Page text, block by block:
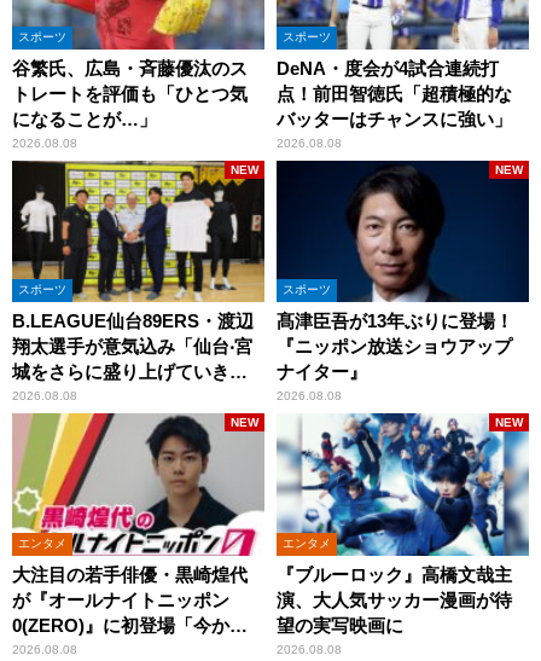
スポーツ
谷繁氏、広島・斉藤優汰のス
トレートを評価も「ひとつ気
になることが…」
2026.08.08
スポーツ
DeNA・度会が4試合連続打
点！前田智徳氏「超積極的な
バッターはチャンスに強い」
2026.08.08
スポーツ
B.LEAGUE仙台89ERS・渡辺
翔太選手が意気込み「仙台‧宮
城をさらに盛り上げていきた
いです」
2026.08.08
NEW
スポーツ
髙津臣吾が13年ぶりに登場！
『ニッポン放送ショウアップ
ナイター』
2026.08.08
NEW
エンタメ
大注目の若手俳優・黒崎煌代
が『オールナイトニッポン
0(ZERO)』に初登場「今から
とてもワクワクしておりま
2026.08.08
NEW
エンタメ
『ブルーロック』高橋文哉主
演、大人気サッカー漫画が待
望の実写映画に
2026.08.08
NEW